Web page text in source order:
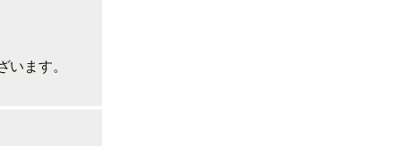
います。